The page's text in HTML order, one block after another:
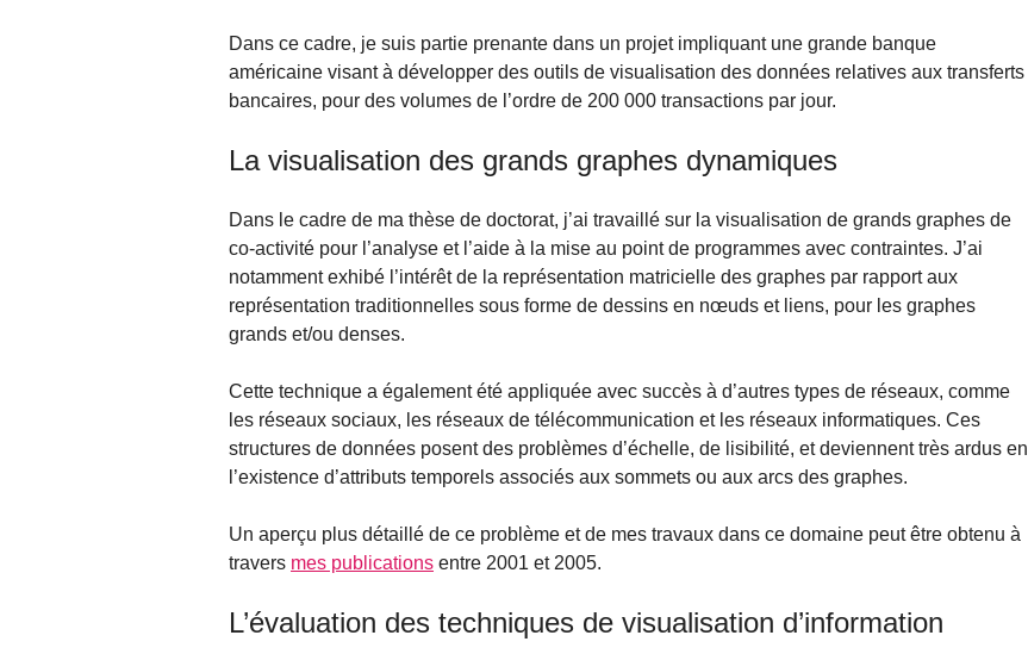
Dans ce cadre, je suis partie prenante dans un projet impliquant une grande banque
américaine visant à développer des outils de visualisation des données relatives aux transferts
bancaires, pour des volumes de l’ordre de 200 000 transactions par jour.
La visualisation des grands graphes dynamiques
Dans le cadre de ma thèse de doctorat, j’ai travaillé sur la visualisation de grands graphes de
co-activité pour l’analyse et l’aide à la mise au point de programmes avec contraintes. J’ai
notamment exhibé l’intérêt de la représentation matricielle des graphes par rapport aux
représentation traditionnelles sous forme de dessins en nœuds et liens, pour les graphes
grands et/ou denses.
Cette technique a également été appliquée avec succès à d’autres types de réseaux, comme
les réseaux sociaux, les réseaux de télécommunication et les réseaux informatiques. Ces
structures de données posent des problèmes d’échelle, de lisibilité, et deviennent très ardus en
l’existence d’attributs temporels associés aux sommets ou aux arcs des graphes.
Un aperçu plus détaillé de ce problème et de mes travaux dans ce domaine peut être obtenu à
travers mes publications entre 2001 et 2005.
L’évaluation des techniques de visualisation d’information